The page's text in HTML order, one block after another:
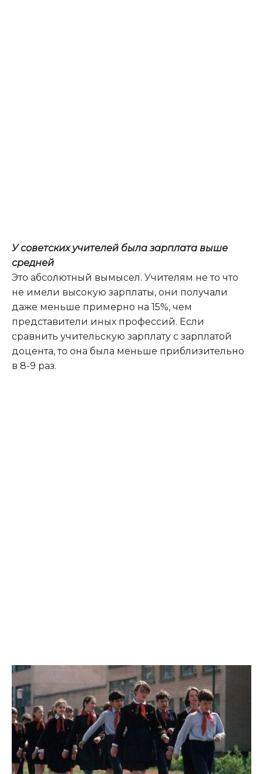
У советских учителей была зарплата выше
средней
Это абсолютный вымысел. Учителям не то что
не имели высокую зарплаты, они получали
даже меньше примерно на 15%, чем
представители иных профессий. Если
сравнить учительскую зарплату с зарплатой
доцента, то она была меньше приблизительно
в 8-9 раз.